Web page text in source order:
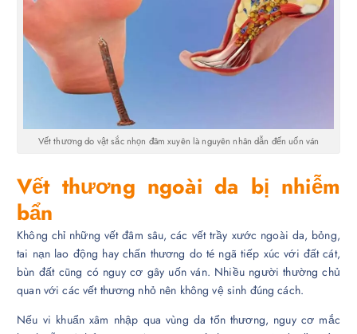
Vết thương do vật sắc nhọn đâm xuyên là nguyên nhân dẫn đến uốn ván
Vết thương ngoài da bị nhiễm
bẩn
Không chỉ những vết đâm sâu, các vết trầy xước ngoài da, bỏng,
tai nạn lao động hay chấn thương do té ngã tiếp xúc với đất cát,
bùn đất cũng có nguy cơ gây uốn ván. Nhiều người thường chủ
quan với các vết thương nhỏ nên không vệ sinh đúng cách.
Nếu vi khuẩn xâm nhập qua vùng da tổn thương, nguy cơ mắc